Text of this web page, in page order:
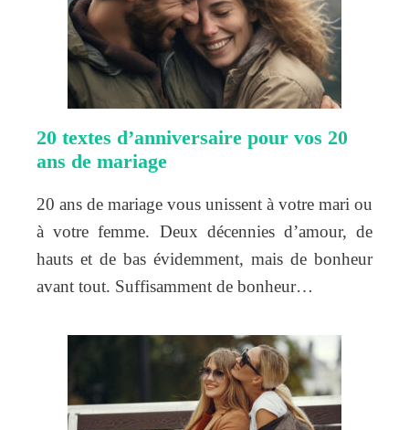
20 textes d’anniversaire pour vos 20
ans de mariage
20 ans de mariage vous unissent à votre mari ou
à votre femme. Deux décennies d’amour, de
hauts et de bas évidemment, mais de bonheur
avant tout. Suffisamment de bonheur…